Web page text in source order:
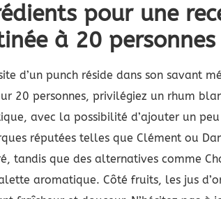
pour une
à 20 personnes
d’un punch réside dans son savant
20 personnes, privilégiez un rhum
avec la possibilité d’ajouter un
réputées telles que Clément ou
tandis que des alternatives comme
aromatique. Côté fruits, les jus